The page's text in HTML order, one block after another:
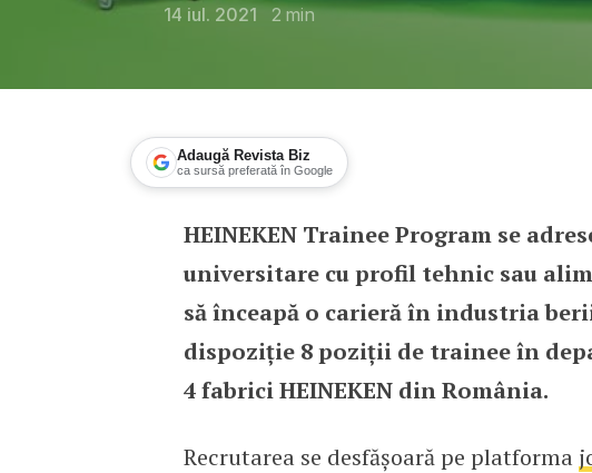
14 iul. 2021 2 min
Adaugă Revista Biz
ca sursă preferată în Google
HEINEKEN România
HEINEKEN Trainee Program se
universitare cu profil tehnic sau
să înceapă o carieră în industria
dispoziție 8 poziții de trainee în
4 fabrici HEINEKEN din România.
Recrutarea se desfășoară pe platforma